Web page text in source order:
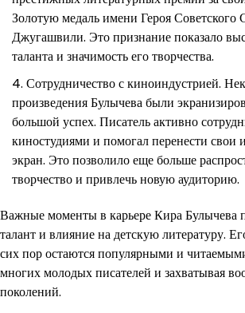
Золотую медаль имени Героя Советского
Джугашвили. Это признание показало
таланта и значимость его творчества.
Сотрудничество с киноиндустрией.
произведения Булычева были
большой успех. Писатель активно
киностудиями и помогал перенести свои
экран. Это позволило еще больше
творчество и привлечь новую аудиторию.
Важные моменты в карьере Кира Булычева
талант и влияние на детскую литературу.
сих пор остаются популярными и
многих молодых писателей и захватывая
поколений.